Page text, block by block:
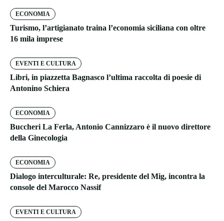
ECONOMIA
Turismo, l’artigianato traina l’economia siciliana con oltre
16 mila imprese
EVENTI E CULTURA
Libri, in piazzetta Bagnasco l’ultima raccolta di poesie di
Antonino Schiera
ECONOMIA
Buccheri La Ferla, Antonio Cannizzaro è il nuovo direttore
della Ginecologia
ECONOMIA
Dialogo interculturale: Re, presidente del Mig, incontra la
console del Marocco Nassif
EVENTI E CULTURA